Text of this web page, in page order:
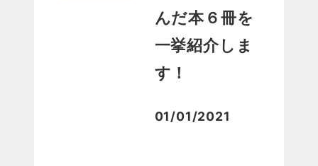
んだ本６冊を
一挙紹介しま
す！
投稿日
01/01/2021